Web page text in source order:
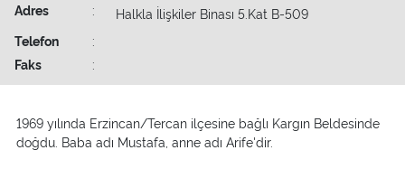
Adres :
Halkla İlişkiler Binası 5.Kat B-509
Telefon
:
Faks
:
1969 yılında Erzincan/Tercan ilçesine bağlı Kargın Beldesinde
doğdu. Baba adı Mustafa, anne adı Arife'dir.